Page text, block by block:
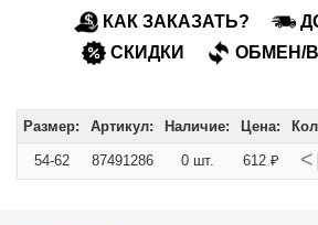
КАК ЗАКАЗАТЬ?
СКИДКИ
ОБМЕН/
Размер: Артикул: Наличие: Цена:
54-62 87491286 0 шт. 612 ₽ <